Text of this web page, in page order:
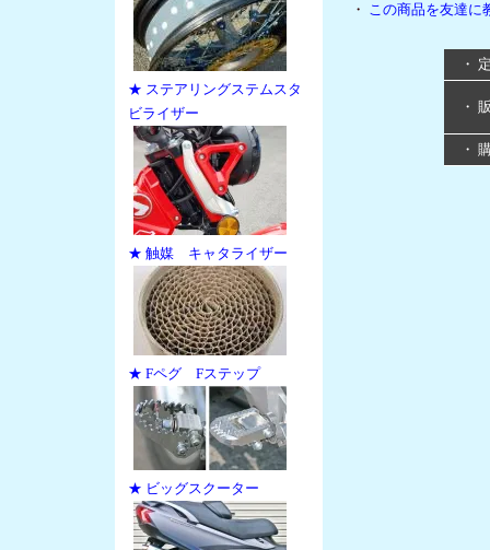
★ ステアリングステムスタ
ビライザー
★ 触媒 キャタライザー
★ Fペグ Fステップ
★ ビッグスクーター
・ この商品を友達に
・
・
・